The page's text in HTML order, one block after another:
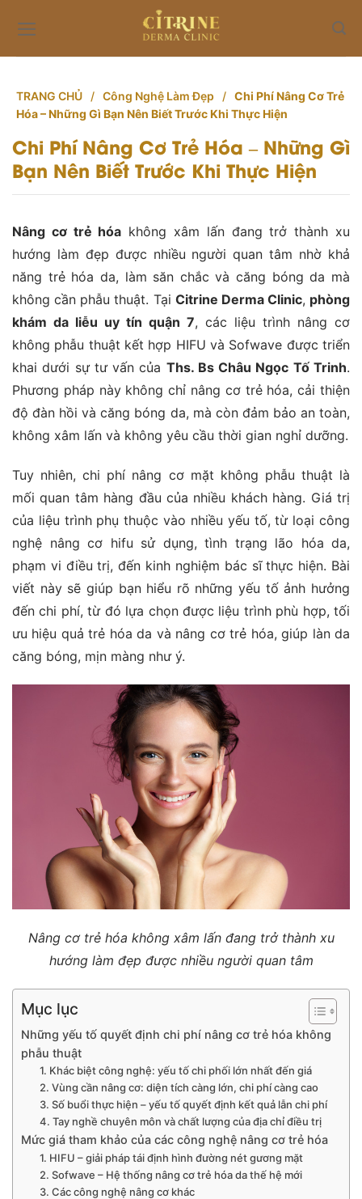
content
TRANG CHỦ / Công Nghệ Làm Đẹp / Chi Phí Nâng Cơ Trẻ
Hóa – Những Gì Bạn Nên Biết Trước Khi Thực Hiện
Chi Phí Nâng Cơ Trẻ Hóa – Những Gì
Bạn Nên Biết Trước Khi Thực Hiện
Nâng cơ trẻ hóa không xâm lấn đang trở thành xu
hướng làm đẹp được nhiều người quan tâm nhờ khả
năng trẻ hóa da, làm săn chắc và căng bóng da mà
không cần phẫu thuật. Tại Citrine Derma Clinic, phòng
khám da liễu uy tín quận 7, các liệu trình nâng cơ
không phẫu thuật kết hợp HIFU và Sofwave được triển
khai dưới sự tư vấn của Ths. Bs Châu Ngọc Tố Trinh.
Phương pháp này không chỉ nâng cơ trẻ hóa, cải thiện
độ đàn hồi và căng bóng da, mà còn đảm bảo an toàn,
không xâm lấn và không yêu cầu thời gian nghỉ dưỡng.
Tuy nhiên, chi phí nâng cơ mặt không phẫu thuật là
mối quan tâm hàng đầu của nhiều khách hàng. Giá trị
của liệu trình phụ thuộc vào nhiều yếu tố, từ loại công
nghệ nâng cơ hifu sử dụng, tình trạng lão hóa da,
phạm vi điều trị, đến kinh nghiệm bác sĩ thực hiện. Bài
viết này sẽ giúp bạn hiểu rõ những yếu tố ảnh hưởng
đến chi phí, từ đó lựa chọn được liệu trình phù hợp, tối
ưu hiệu quả trẻ hóa da và nâng cơ trẻ hóa, giúp làn da
căng bóng, mịn màng như ý.
Nâng cơ trẻ hóa không xâm lấn đang trở thành xu
hướng làm đẹp được nhiều người quan tâm
Mục lục
Những yếu tố quyết định chi phí nâng cơ trẻ hóa không
phẫu thuật
1. Khác biệt công nghệ: yếu tố chi phối lớn nhất đến giá
2. Vùng cần nâng cơ: diện tích càng lớn, chi phí càng cao
3. Số buổi thực hiện – yếu tố quyết định kết quả lẫn chi phí
4. Tay nghề chuyên môn và chất lượng của địa chỉ điều trị
Mức giá tham khảo của các công nghệ nâng cơ trẻ hóa
1. HIFU – giải pháp tái định hình đường nét gương mặt
2. Sofwave – Hệ thống nâng cơ trẻ hóa da thế hệ mới
3. Các công nghệ nâng cơ khác